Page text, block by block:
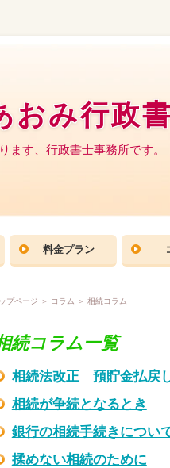
み行政
ます、行政書士事務所です。
料金プラン
プページ ＞ コラム ＞ 相続コラム
続コラム一覧
相続法改正 預貯金払戻
相続が争続となるとき
銀行の相続手続きについ
揉めない相続のために